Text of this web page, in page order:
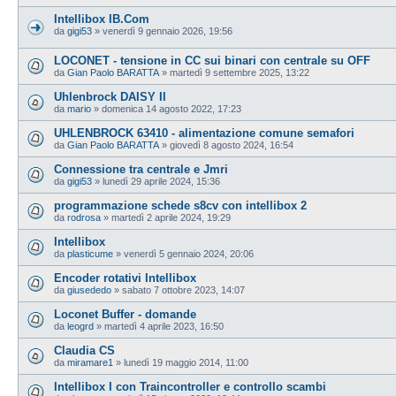
Intellibox IB.Com
da gigi53 » venerdì 9 gennaio 2026, 19:56
LOCONET - tensione in CC sui binari con centrale su OFF
da Gian Paolo BARATTA » martedì 9 settembre 2025, 13:22
Uhlenbrock DAISY II
da mario » domenica 14 agosto 2022, 17:23
UHLENBROCK 63410 - alimentazione comune semafori
da Gian Paolo BARATTA » giovedì 8 agosto 2024, 16:54
Connessione tra centrale e Jmri
da gigi53 » lunedì 29 aprile 2024, 15:36
programmazione schede s8cv con intellibox 2
da rodrosa » martedì 2 aprile 2024, 19:29
Intellibox
da plasticume » venerdì 5 gennaio 2024, 20:06
Encoder rotativi Intellibox
da giusededo » sabato 7 ottobre 2023, 14:07
Loconet Buffer - domande
da leogrd » martedì 4 aprile 2023, 16:50
Claudia CS
da miramare1 » lunedì 19 maggio 2014, 11:00
Intellibox I con Traincontroller e controllo scambi